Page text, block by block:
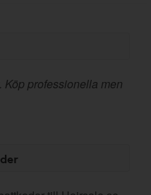
Köp professionella men